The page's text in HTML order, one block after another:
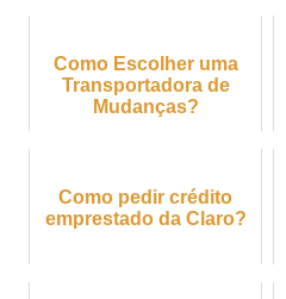
Como Escolher uma
Transportadora de
Mudanças?
Como pedir crédito
emprestado da Claro?